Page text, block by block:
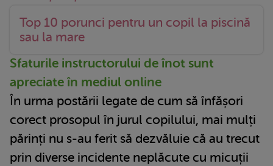
Top 10 porunci pentru un copil la piscină
sau la mare
Sfaturile instructorului de înot sunt
apreciate în mediul online
În urma postării legate de cum să înfășori
corect prosopul în jurul copilului, mai mulți
părinți nu s-au ferit să dezvăluie că au trecut
prin diverse incidente neplăcute cu micuții